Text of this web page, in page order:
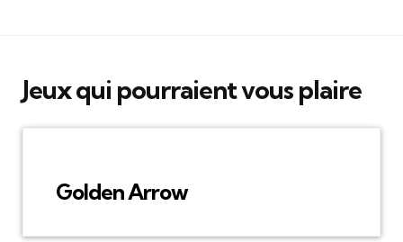
Jeux qui pourraient vous plaire
Golden Arrow